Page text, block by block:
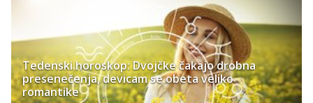
Tedenski horoskop: Dvojčke čakajo drobna
presenečenja, devicam se obeta veliko
romantike